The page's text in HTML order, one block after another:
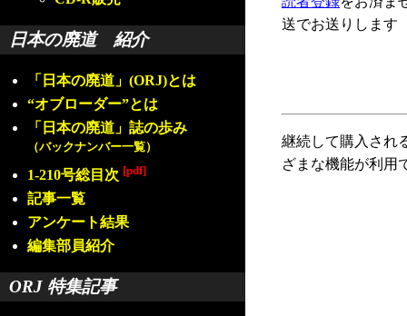
日本の廃道 紹介
「日本の廃道」(ORJ)とは
“オブローダー”とは
「日本の廃道」誌の歩み
（バックナンバー一覧）
1-210号総目次 [pdf]
記事一覧
アンケート結果
編集部員紹介
ORJ 特集記事
送でお送りします
継続して購入され
ざまな機能が利用